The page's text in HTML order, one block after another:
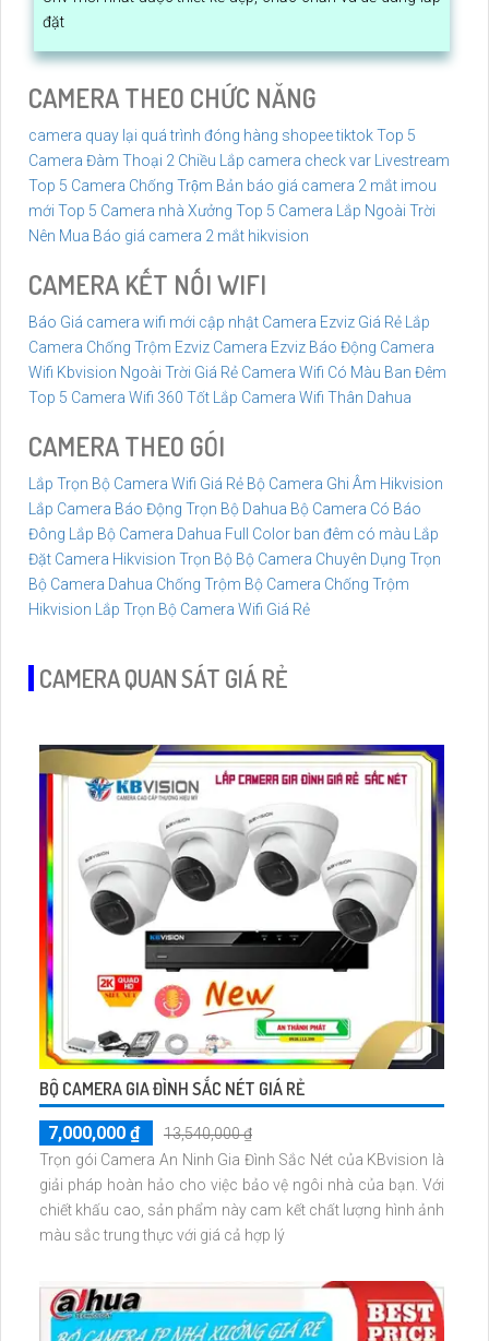
đặt
CAMERA THEO CHỨC NĂNG
camera quay lại quá trình đóng hàng shopee tiktokTop 5
Camera Đàm Thoại 2 Chiều Lắp camera check var Livestream
Top 5 Camera Chống Trộm Bản báo giá camera 2 mắt imou
mới Top 5 Camera nhà Xưởng Top 5 Camera Lắp Ngoài Trời
Nên Mua Báo giá camera 2 mắt hikvision
CAMERA KẾT NỐI WIFI
Báo Giá camera wifi mới cập nhật Camera Ezviz Giá Rẻ Lắp
Camera Chống Trộm Ezviz Camera Ezviz Báo Động Camera
Wifi Kbvision Ngoài Trời Giá Rẻ Camera Wifi Có Màu Ban Đêm
Top 5 Camera Wifi 360 Tốt Lắp Camera Wifi Thân Dahua
CAMERA THEO GÓI
Lắp Trọn Bộ Camera Wifi Giá Rẻ Bộ Camera Ghi Âm Hikvision
Lắp Camera Báo Động Trọn Bộ Dahua Bộ Camera Có Báo
Đông Lắp Bộ Camera Dahua Full Color ban đêm có màu Lắp
Đặt Camera Hikvision Trọn Bộ Bộ Camera Chuyên Dụng Trọn
Bộ Camera Dahua Chống Trộm Bộ Camera Chống Trộm
Hikvision Lắp Trọn Bộ Camera Wifi Giá Rẻ
CAMERA QUAN SÁT GIÁ RẺ
BỘ CAMERA GIA ĐÌNH SẮC NÉT GIÁ RẺ
7,000,000 ₫
13,540,000 ₫
Trọn gói Camera An Ninh Gia Đình Sắc Nét của KBvision là
giải pháp hoàn hảo cho việc bảo vệ ngôi nhà của bạn. Với
chiết khấu cao, sản phẩm này cam kết chất lượng hình ảnh
màu sắc trung thực với giá cả hợp lý